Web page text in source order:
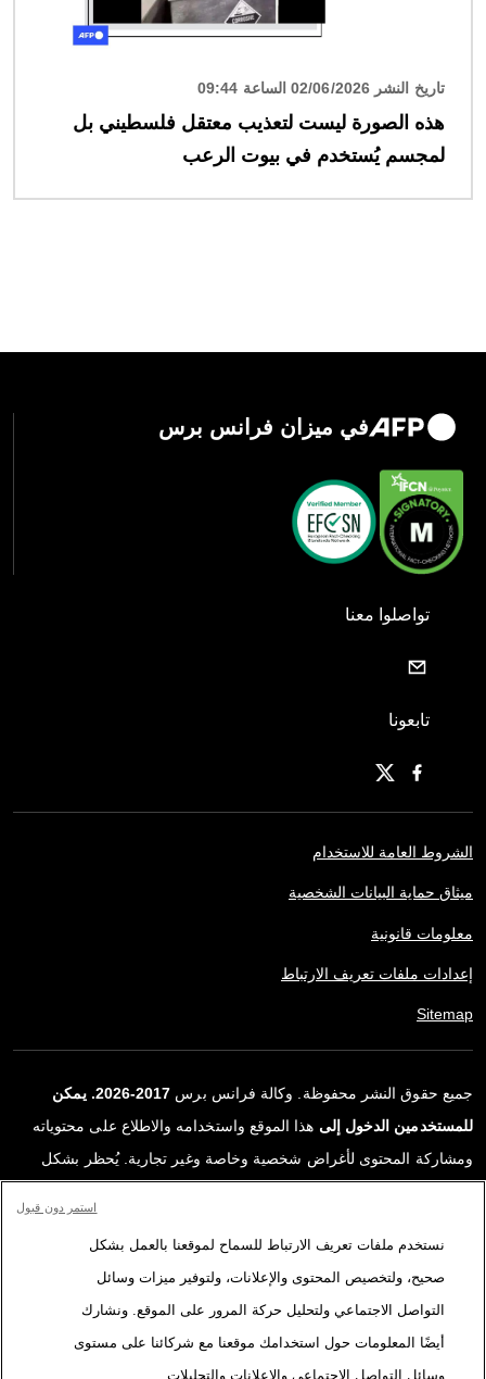
تاريخ النشر 02/06/2026 الساعة 09:44
هذه الصورة ليست لتعذيب معتقل فلسطيني بل
لمجسم يُستخدم في بيوت الرعب
في ميزان فرانس برس
تواصلوا معنا
تابعونا
الشروط العامة للاستخدام
ميثاق حماية البيانات الشخصية
معلومات قانونية
إعدادات ملفات تعريف الارتباط
Sitemap
جميع حقوق النشر محفوظة. وكالة فرانس برس
2017-2026. يمكن
للمستخدمين الدخول إلى هذا الموقع واستخدامه والاطلاع على محتوياته
ومشاركة المحتوى لأغراض شخصية وخاصة وغير تجارية. يُحظر بشكل
ترخيص محددة موقعة مع وكالة فرانس برس. المواد والروابط الواردة في
التقارير، والتي لم تنتجها وكالة فرانس برس، مستخدمة فقط وبالقدر
اللازم كعناصر إثبات لمحتوى هذه التقارير. لم تحصل فرانس برس على أي
حقوق من المؤلفين أو مالكي حقوق النشر لهذا المحتوى ولا تتحمّل أي
نستخدم ملفات تعريف الارتباط للسماح لموقعنا بالعمل بشكل
صحيح، ولتخصيص المحتوى والإعلانات، ولتوفير ميزات وسائل
التواصل الاجتماعي ولتحليل حركة المرور على الموقع. ونشارك
أيضًا المعلومات حول استخدامك موقعنا مع شركائنا على مستوى
وسائل التواصل الاجتماعي والإعلانات والتحليلات.
استمر دون قبول